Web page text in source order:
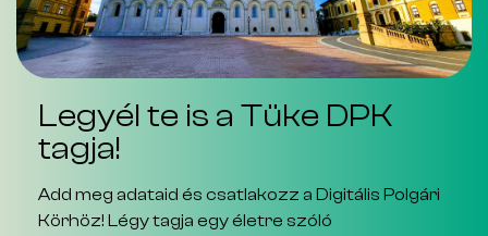
Legyél te is a Tüke DPK
tagja!
Add meg adataid és csatlakozz a Digitális Polgári
Körhöz! Légy tagja egy életre szóló